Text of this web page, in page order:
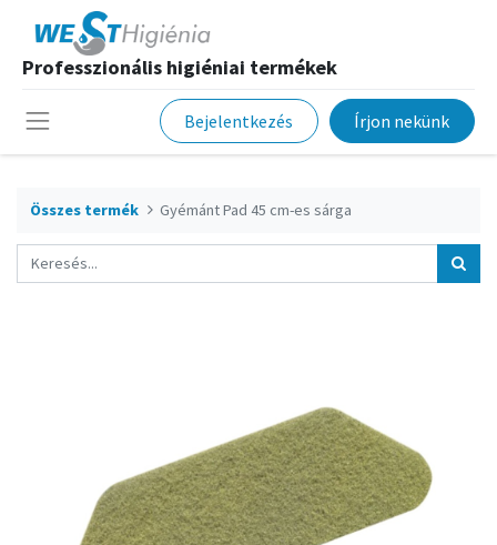
Professzionális higiéniai termékek
Bejelentkezés Írjon nekünk
Összes termék Gyémánt Pad 45 cm-es sárga